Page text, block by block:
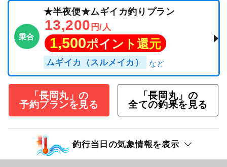
乗合
★半夜便★ムギイカ釣りプラン
13,200 円/人
1,500ポイント還元
ムギイカ（スルメイカ）
「長岡丸」の
予約プランを見る
「長岡丸」の
全ての釣果を見る
釣行当日の気象情報を表示